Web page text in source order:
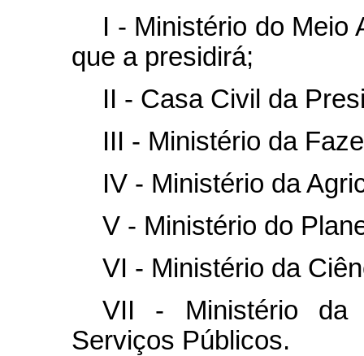
I - Ministério do Meio
que a presidirá;
II - Casa Civil da
III - Ministério da
IV - Ministério da
V - Ministério do
VI - Ministério da
VII - Ministério da
Serviços Públicos.